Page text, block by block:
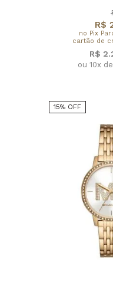
R$
no Pix
cartão de
R$
ou 10x
15% OFF